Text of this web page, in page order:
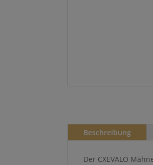
Beschreibung
Der CXEVALO